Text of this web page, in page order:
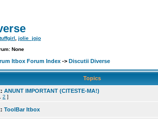
tuffgirl
jolie_jojo
None
Itbox Forum Index -> Discutii Diverse
Topics
ANUNT IMPORTANT (CITESTE-MA!)
2 ]
ToolBar Itbox